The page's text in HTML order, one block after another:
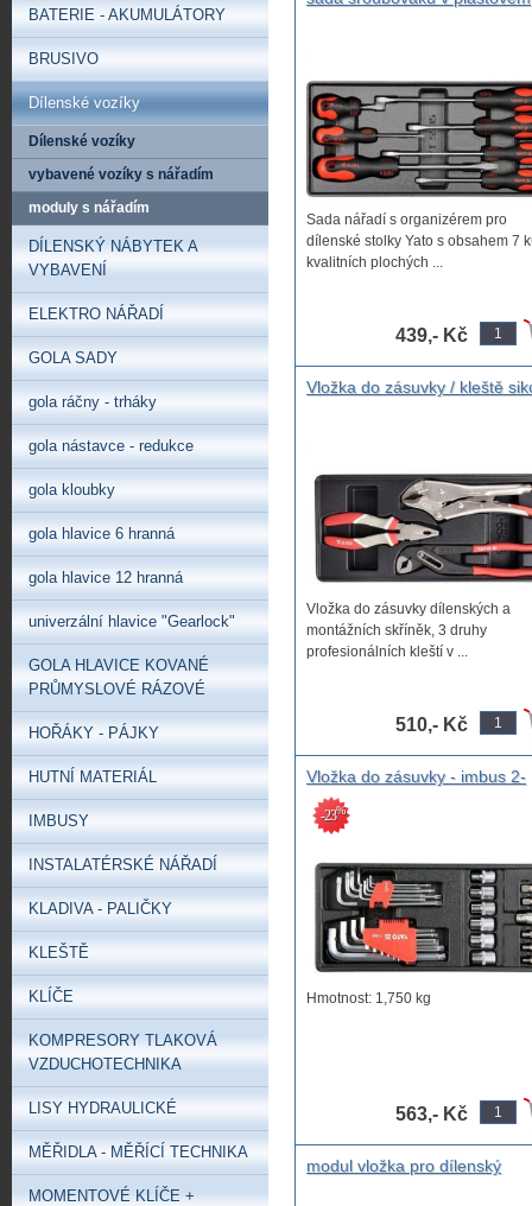
Sada nářadí s organizérem pro
dílenské stolky Yato s obsahem 7
kvalitních plochých ...
439,- Kč
Vložka do zásuvky / kleště
Vložka do zásuvky dílenských a
montážních skříněk, 3 druhy
profesionálních kleští v ...
510,- Kč
Vložka do zásuvky - imbus 2-
12mm, torx T10-T50, 1/2"
E20, adaptéry M5- M12,
s nářadím pro uložení do
dílenského vozíku, sada
nástrčných klíčů
-23%
Hmotnost: 1,750 kg
563,- Kč
modul vložka pro dílenský
BATERIE - AKUMULÁTORY
BRUSIVO
Dílenské vozíky
Dílenské vozíky
vybavené vozíky s nářadím
moduly s nářadím
DÍLENSKÝ NÁBYTEK A
VYBAVENÍ
ELEKTRO NÁŘADÍ
GOLA SADY
gola ráčny - trháky
gola nástavce - redukce
gola kloubky
gola hlavice 6 hranná
gola hlavice 12 hranná
univerzální hlavice "Gearlock"
GOLA HLAVICE KOVANÉ
PRŮMYSLOVÉ RÁZOVÉ
HOŘÁKY - PÁJKY
HUTNÍ MATERIÁL
IMBUSY
INSTALATÉRSKÉ NÁŘADÍ
KLADIVA - PALIČKY
KLEŠTĚ
KLÍČE
KOMPRESORY TLAKOVÁ
VZDUCHOTECHNIKA
LISY HYDRAULICKÉ
MĚŘIDLA - MĚŘÍCÍ TECHNIKA
MOMENTOVÉ KLÍČE +